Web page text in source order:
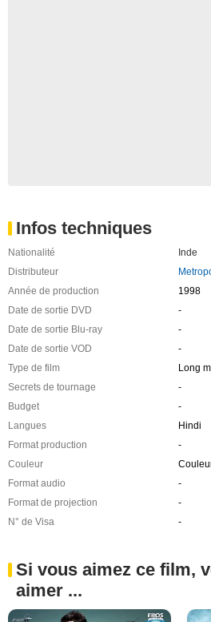
Infos techniques
Nationalité
Inde
Distributeur
Année de production
1998
Date de sortie DVD
-
Date de sortie Blu-ray
-
Date de sortie VOD
-
Type de film
Long
Secrets de tournage
-
Budget
-
Langues
Hindi
Format production
-
Couleur
Format audio
-
Format de projection
-
N° de Visa
-
Si vous aimez ce film,
aimer ...